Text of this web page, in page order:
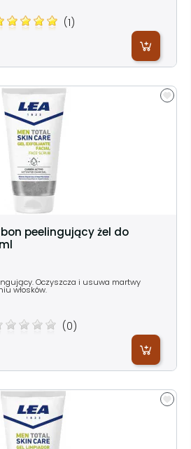
(1)
peelingujący żel do
Oczyszcza i usuwa martwy
włosków.
(0)